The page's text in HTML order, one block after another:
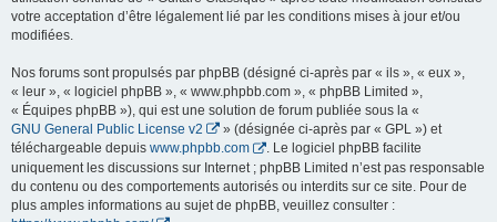
votre acceptation d’être légalement lié par les conditions mises à jour et/ou
modifiées.
Nos forums sont propulsés par phpBB (désigné ci-après par « ils », « eux »,
« leur », « logiciel phpBB », « www.phpbb.com », « phpBB Limited »,
« Équipes phpBB »), qui est une solution de forum publiée sous la «
GNU General Public License v2
» (désignée ci-après par « GPL ») et
téléchargeable depuis www.phpbb.com
. Le logiciel phpBB facilite
uniquement les discussions sur Internet ; phpBB Limited n’est pas responsable
du contenu ou des comportements autorisés ou interdits sur ce site. Pour de
plus amples informations au sujet de phpBB, veuillez consulter :